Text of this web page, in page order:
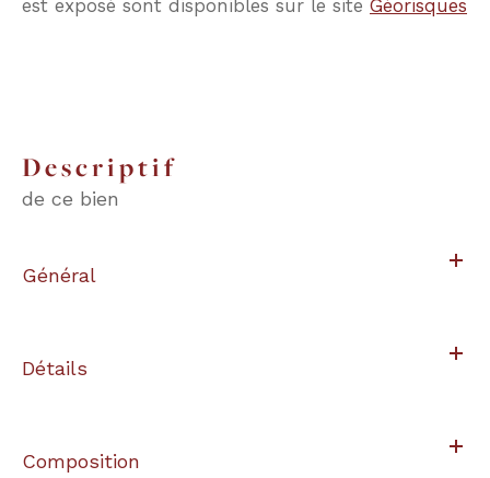
est exposé sont disponibles sur le site Géorisques
descriptif
de ce bien
Général
Détails
Composition